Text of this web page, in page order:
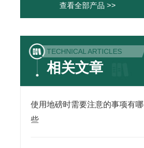
查看全部产品 >>
TECHNICAL ARTICLES
相关文章
使用地磅时需要注意的事项有哪
些